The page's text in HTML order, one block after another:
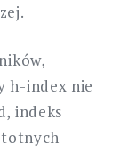
h-index nie
indeks